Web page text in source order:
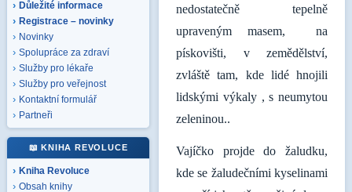
Důležité informace
Registrace – novinky
Novinky
Spolupráce za zdraví
Služby pro lékaře
Služby pro veřejnost
Kontaktní formulář
Partneři
📖 KNIHA REVOLUCE
Kniha Revoluce
Obsah knihy
nedostatečně tepelně
upraveným masem, na
pískovišti, v zemědělství,
zvláště tam, kde lidé hnojili
lidskými výkaly , s neumytou
zeleninou..
Vajíčko projde do žaludku,
kde se žaludečními kyselinami